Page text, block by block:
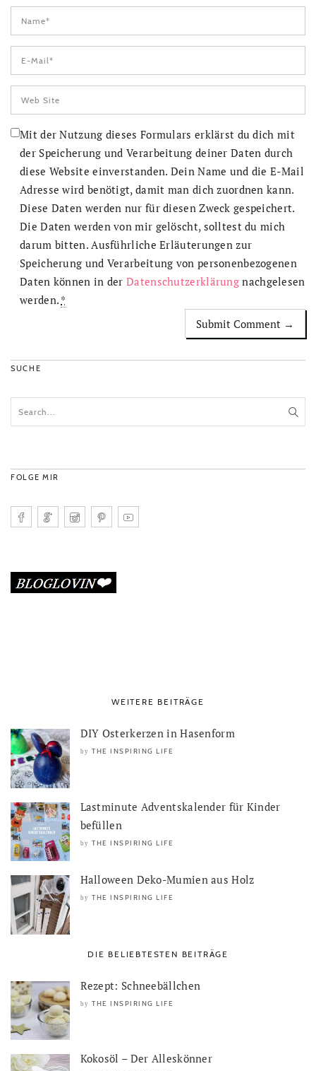
Mit der Nutzung dieses Formulars erklärst du dich mit
der Speicherung und Verarbeitung deiner Daten durch
diese Website einverstanden. Dein Name und die E-Mail
Adresse wird benötigt, damit man dich zuordnen kann.
Diese Daten werden nur für diesen Zweck gespeichert.
Die Daten werden von mir gelöscht, solltest du mich
darum bitten. Ausführliche Erläuterungen zur
Speicherung und Verarbeitung von personenbezogenen
Daten können in derDatenschutzerklärung nachgelesen
werden. *
SUCHE
FOLGE MIR
WEITERE BEITRÄGE
DIY Osterkerzen in Hasenform
by THE INSPIRING LIFE
Lastminute Adventskalender für Kinder
befüllen
by THE INSPIRING LIFE
Halloween Deko-Mumien aus Holz
by THE INSPIRING LIFE
DIE BELIEBTESTEN BEITRÄGE
Rezept: Schneebällchen
by THE INSPIRING LIFE
Kokosöl – Der Alleskönner